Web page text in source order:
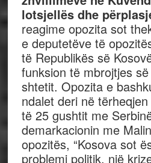
lotsjellës dhe
reagime opozita sot
e deputetëve të
të Republikës së
funksion të mbrojtjes
shtetit. Opozita e
ndalet deri në
të 25 gushtit me
demarkacionin me
opozitës, “Kosova sot
problemi politik, një